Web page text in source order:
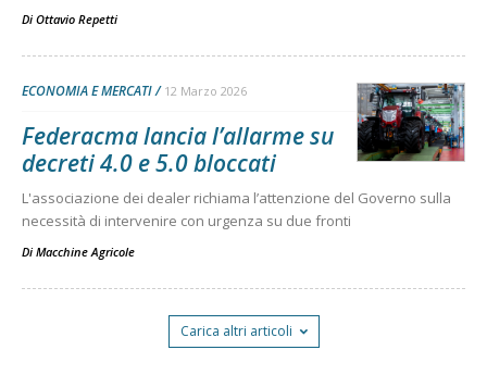
Di Ottavio Repetti
ECONOMIA E MERCATI 12 Marzo 2026
Federacma lancia l’allarme su
decreti 4.0 e 5.0 bloccati
L'associazione dei dealer richiama l’attenzione del Governo sulla
necessità di intervenire con urgenza su due fronti
Di Macchine Agricole
Carica altri articoli